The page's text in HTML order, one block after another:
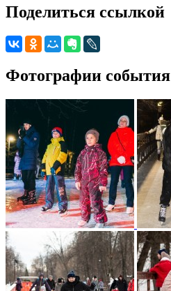
Поделиться ссылкой
Фотографии события